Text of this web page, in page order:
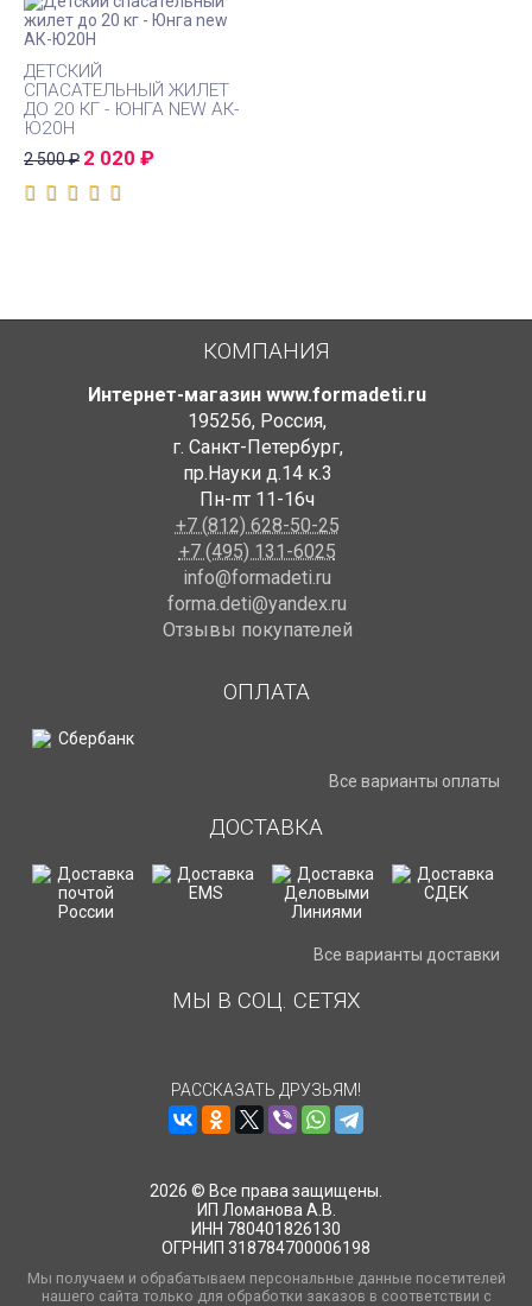
ДЕТСКИЙ
СПАСАТЕЛЬНЫЙ ЖИЛЕТ
ДО 20 КГ - ЮНГА NEW АК-
Ю20Н
2 500₽ 2 020 ₽
КОМПАНИЯ
Интернет-магазин www.formadeti.ru
195256, Россия,
г. Санкт-Петербург,
пр.Науки д.14 к.3
Пн-пт 11-16ч
+7 (812) 628-50-25
+7 (495) 131-6025
info@formadeti.ru
forma.deti@yandex.ru
Отзывы покупателей
ОПЛАТА
Все варианты оплаты
ДОСТАВКА
Все варианты доставки
МЫ В СОЦ. СЕТЯХ
РАССКАЗАТЬ ДРУЗЬЯМ!
2026 © Все права защищены.
ИП Ломанова А.В.
ИНН 780401826130
ОГРНИП 318784700006198
Мы получаем и обрабатываем персональные данные посетителей
нашего сайта только для обработки заказов в соответствии с